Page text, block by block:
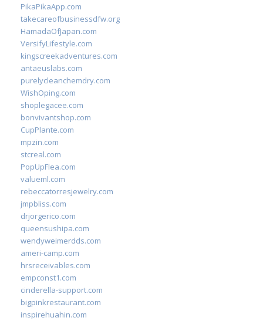
PikaPikaApp.com
takecareofbusinessdfw.org
HamadaOfJapan.com
VersifyLifestyle.com
kingscreekadventures.com
antaeuslabs.com
purelycleanchemdry.com
WishOping.com
shoplegacee.com
bonvivantshop.com
CupPlante.com
mpzin.com
stcreal.com
PopUpFlea.com
valueml.com
rebeccatorresjewelry.com
jmpbliss.com
drjorgerico.com
queensushipa.com
wendyweimerdds.com
ameri-camp.com
hrsreceivables.com
empconst1.com
cinderella-support.com
bigpinkrestaurant.com
inspirehuahin.com